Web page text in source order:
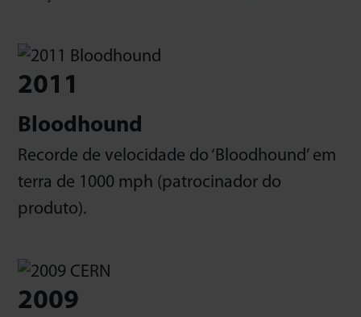
2011
Bloodhound
Recorde de velocidade do ‘Bloodhound’ em
terra de 1000 mph (patrocinador do
produto).
2009